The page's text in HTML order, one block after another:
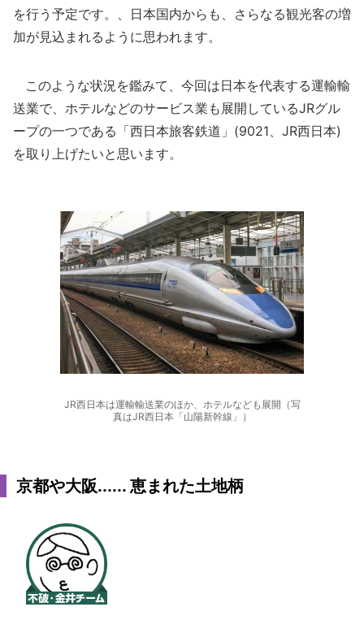
を行う予定です。、日本国内からも、さらなる観光客の増
加が見込まれるように思われます。
このような状況を鑑みて、今回は日本を代表する運輸輸
送業で、ホテルなどのサービス業も展開しているJRグル
ープの一つである「西日本旅客鉄道」(9021、JR西日本)
を取り上げたいと思います。
JR西日本は運輸輸送業のほか、ホテルなども展開（写
真はJR西日本「山陽新幹線」）
京都や大阪...... 恵まれた土地柄